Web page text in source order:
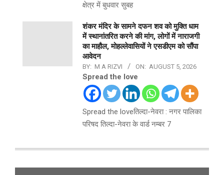
क्षेत्र में बुधवार सुबह
शंकर मंदिर के सामने दफन शव को मुक्ति धाम
में स्थानांतरित करने की मांग, लोगों में नाराजगी
का माहौल, मोहल्लेवासियों ने एसडीएम को सौंपा
आवेदन
BY: M A RIZVI ON: AUGUST 5, 2026
Spread the love
Spread the loveतिल्दा-नेवरा : नगर पालिका
परिषद तिल्दा-नेवरा के वार्ड नम्बर 7